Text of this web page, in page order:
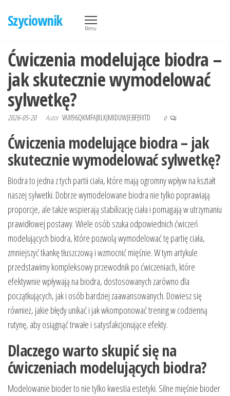
Szyciownik Menu
Ćwiczenia modelujące biodra –
jak skutecznie wymodelować
sylwetkę?
2026-05-20 Autor VAXI96QKMFAJ8LKJMIDUWJEBFJ9XTD 0
Ćwiczenia modelujące biodra – jak
skutecznie wymodelować sylwetkę?
Biodra to jedna z tych partii ciała, które mają ogromny wpływ na kształt
naszej sylwetki. Dobrze wymodelowane biodra nie tylko poprawiają
proporcje, ale także wspierają stabilizację ciała i pomagają w utrzymaniu
prawidłowej postawy. Wiele osób szuka odpowiednich ćwiczeń
modelujących biodra, które pozwolą wymodelować tę partię ciała,
zmniejszyć tkankę tłuszczową i wzmocnić mięśnie. W tym artykule
przedstawimy kompleksowy przewodnik po ćwiczeniach, które
efektywnie wpływają na biodra, dostosowanych zarówno dla
początkujących, jak i osób bardziej zaawansowanych. Dowiesz się
również, jakie błędy unikać i jak wkomponować trening w codzienną
rutynę, aby osiągnąć trwałe i satysfakcjonujące efekty.
Dlaczego warto skupić się na
ćwiczeniach modelujących biodra?
Modelowanie bioder to nie tylko kwestia estetyki. Silne mięśnie bioder